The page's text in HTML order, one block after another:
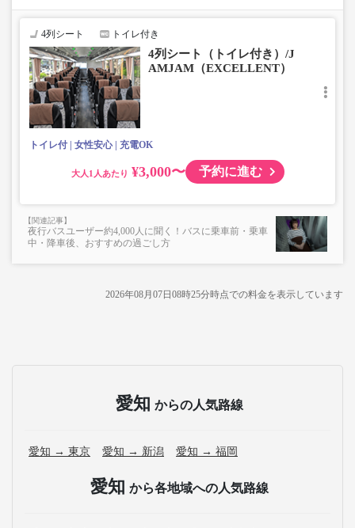
■トランクにてお預かりできる荷物
・3辺合計160cm以内、かつ10kg以下のものをおひとり様1
■お預かりできない荷物（貴重品以外は車内持ち込みも不
可）
楽器・自転車（折りたたみ含む）・ボード等の大きな荷
物、壊れ物、危険物、貴重品、ペット、
上記「トランクにてお預かりできる荷物」の条件を満たさ
4列シート トイレ付き
4列シート（トイレ付き）/J
AMJAM（EXCELLENT）
トイレ付 女性安心 充電OK
大人 ¥3,000〜 予約に進む
夜行バスユーザー約4,000人に聞く！バスに乗車前・乗車
中・降車後、おすすめの過ごし方
2026年08月07日08時25分時点での料金を表示しています
愛知 からの人気路線
愛知 → 東京 愛知 → 新潟 愛知 → 福岡
愛知 から各地域への人気路線